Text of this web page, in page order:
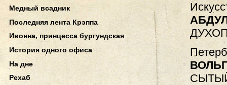
Медный всадник
Последняя лента Крэппа
Ивонна, принцесса бургундская
История одного офиса
На дне
Рехаб